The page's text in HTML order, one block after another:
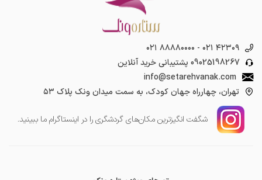
۰۲۱ ۸۸۸۸۰۰۰۰ - ۰۲۱ ۴۲۳۰۹
09025198267 پشتیبانی خرید آنلاین
info@setarehvanak.com
تهران، چهارراه جهان کودک، به سمت میدان ونک پلاک ۵۳
شگفت انگیز‌ترین مکان‌های گردشگری را در اینستاگرام ما ببینید.